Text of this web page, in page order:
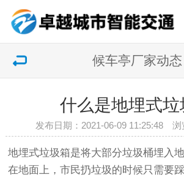
候车亭厂家动态
什么是地埋式垃
发布日期：2021-06-09 11:25:48 浏
地埋式垃圾箱是将大部分垃圾桶埋入
在地面上，市民扔垃圾的时候只需要